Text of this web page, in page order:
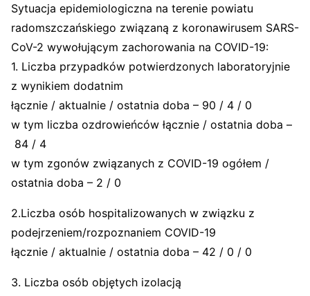
Sytuacja epidemiologiczna na terenie powiatu
radomszczańskiego związaną z koronawirusem SARS-
CoV-2 wywołującym zachorowania na COVID-19:
1. Liczba przypadków potwierdzonych laboratoryjnie
z wynikiem dodatnim
łącznie / aktualnie / ostatnia doba – 90 / 4 / 0
w tym liczba ozdrowieńców łącznie / ostatnia doba –
84 / 4
w tym zgonów związanych z COVID-19 ogółem /
ostatnia doba – 2 / 0
2.Liczba osób hospitalizowanych w związku z
podejrzeniem/rozpoznaniem COVID-19
łącznie / aktualnie / ostatnia doba – 42 / 0 / 0
3. Liczba osób objętych izolacją